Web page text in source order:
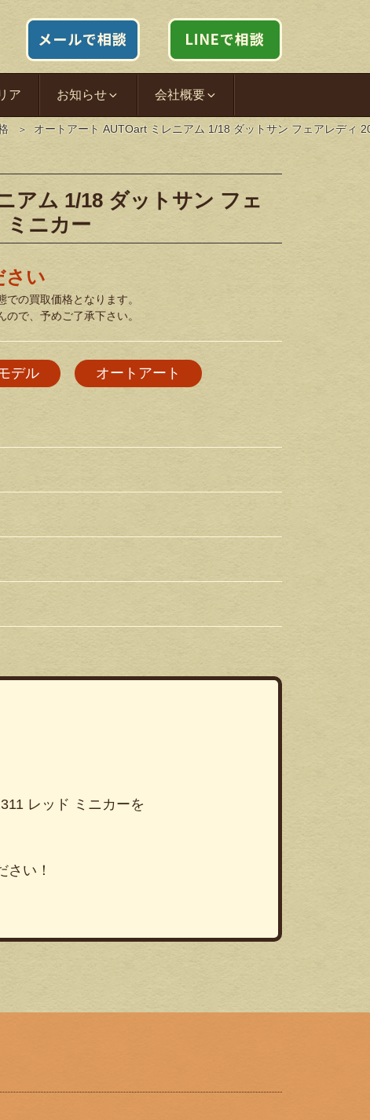
ア お知らせ 会社概要
オートアート AUTOart ミレニアム 1/18 ダットサン フェアレディ
アム 1/18 ダットサン フェ
ミニカー
さい
の買取価格となります。
で、予めご了承下さい。
デル オートアート
レッド ミニカーを
い！